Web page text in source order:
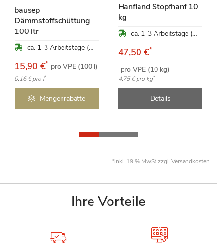
bausep
Dämmstoffschüttung
100 ltr
ca. 1-3 Arbeitstage (Mo-Fr)
15,90 €* pro VPE (100 l)
0,16 €pro l*
Mengenrabatte
Hanfland Stopfhanf 10
kg
ca. 1-3 Arbeitstage (Mo-Fr)
47,50 €*
pro VPE (10 kg)
4,75 €pro kg*
Details
*inkl. 19 % MwSt zzgl. Versandkosten
Ihre Vorteile